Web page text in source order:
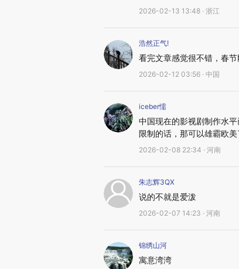
2026-02-13 13:48 · 浙江
浩然正气!
看完文章感觉很不错，春
2026-02-12 03:56 · 中国
iceber懦
中国现在的影视剧制作水
限制的话，那可以雄霸欧美
2026-02-08 22:34 · 河南
朱志辉3QX
说的不就是爱泼
2026-02-07 14:23 · 河南
锦绣山河
寓意湾湾